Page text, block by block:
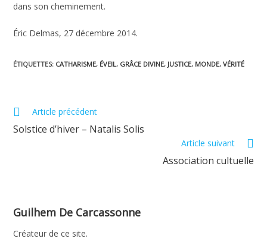
dans son cheminement.
Éric Delmas, 27 décembre 2014.
ÉTIQUETTES: CATHARISME, ÉVEIL, GRÂCE DIVINE, JUSTICE, MONDE, VÉRITÉ
Read
articles
Article précédent
Solstice d’hiver – Natalis Solis
Article suivant
Association cultuelle
Guilhem De Carcassonne
Créateur de ce site.